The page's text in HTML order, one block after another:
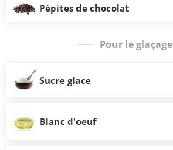
Pépites de chocolat
Pour le glaçage
Sucre glace
Blanc d'oeuf